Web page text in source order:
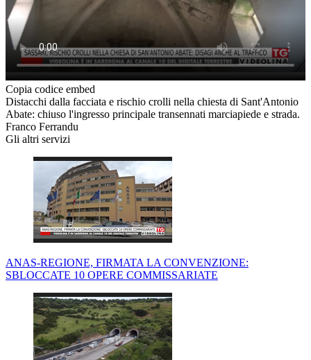
Copia codice embed
Distacchi dalla facciata e rischio crolli nella chiesta di Sant'Antonio
Abate: chiuso l'ingresso principale transennati marciapiede e strada.
Franco Ferrandu
Gli altri servizi
ANAS-REGIONE, FIRMATA LA CONVENZIONE:
SBLOCCATE 10 OPERE COMMISSARIATE